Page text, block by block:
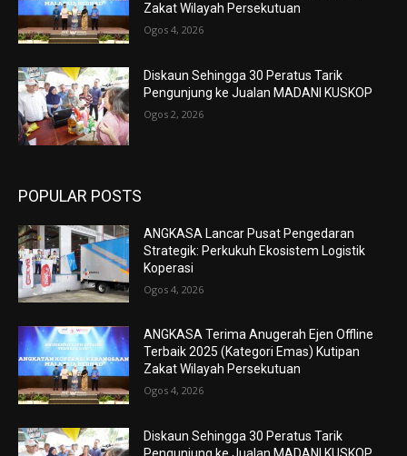
Zakat Wilayah Persekutuan
Ogos 4, 2026
Diskaun Sehingga 30 Peratus Tarik
Pengunjung ke Jualan MADANI KUSKOP
Ogos 2, 2026
POPULAR POSTS
ANGKASA Lancar Pusat Pengedaran
Strategik: Perkukuh Ekosistem Logistik
Koperasi
Ogos 4, 2026
ANGKASA Terima Anugerah Ejen Offline
Terbaik 2025 (Kategori Emas) Kutipan
Zakat Wilayah Persekutuan
Ogos 4, 2026
Diskaun Sehingga 30 Peratus Tarik